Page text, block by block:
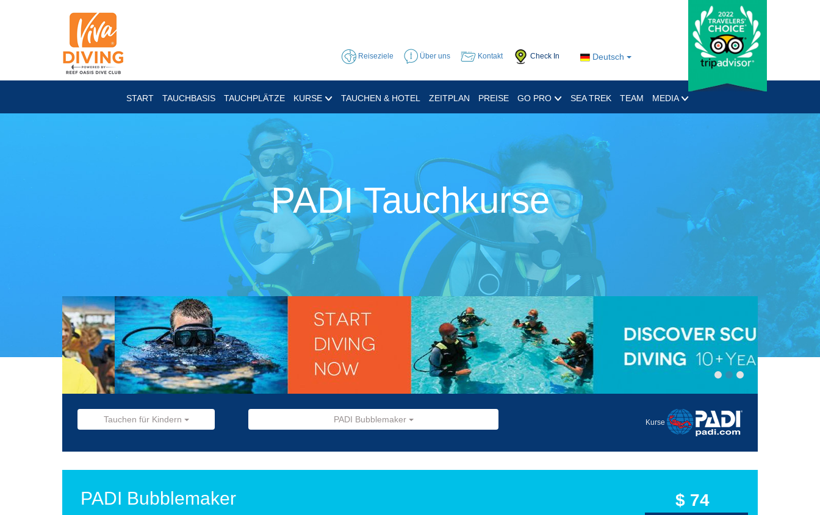
Deutsch
Reiseziele Über uns Kontakt Check In
START TAUCHBASIS TAUCHPLÄTZE KURSE TAUCHEN & HOTEL ZEITPLAN PREISE GO PRO SEA TREK TEAM MEDIA
PADI Tauchkurse
Tauchen für Kindern PADI Bubblemaker Kurse
PADI Bubblemaker $ 74